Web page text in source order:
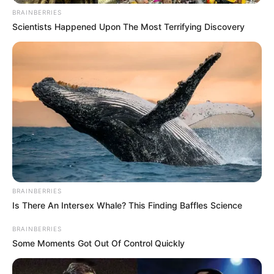
ACTIVAR AHORA
TEMAS DESTACADOS
RECIBO DEL AGUA
LOCALIDAD DE USAQUÉN
CUNDINAMARCA
DESAPARECIDOS
CORTES DE LUZ
LOCALIDAD DE ENGATIVÁ
REGIOTRAM DE OCCIDENTE
LOCALIDAD DE SUBA
BRAINBERRIES
Scientists Happened Upon The Most Terrifying Discovery
BRAINBERRIES
Is There An Intersex Whale? This Finding Baffles Science
BRAINBERRIES
Some Moments Got Out Of Control Quickly